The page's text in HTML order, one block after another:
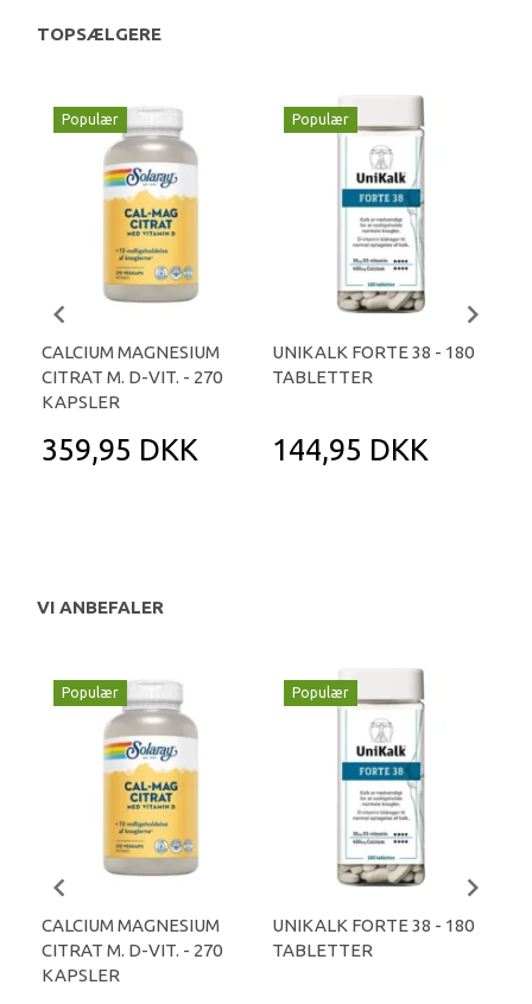
TOPSÆLGERE
Populær
CALCIUM MAGNESIUM
CITRAT M. D-VIT. - 270
KAPSLER
359,95 DKK
Populær
UNIKALK FORTE 38 - 180
TABLETTER
144,95 DKK
VI ANBEFALER
Populær
CALCIUM MAGNESIUM
CITRAT M. D-VIT. - 270
KAPSLER
Populær
UNIKALK FORTE 38 - 180
TABLETTER